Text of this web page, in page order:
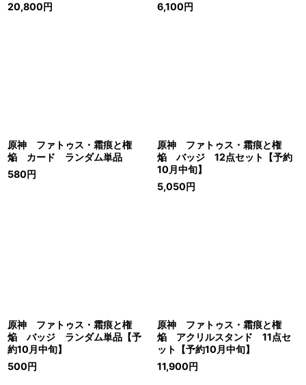
20,800円
6,100円
原神 ファトゥス・霜痕と権
焔 カード ランダム単品
580円
原神 ファトゥス・霜痕と権
焔 バッジ 12点セット【予約
10月中旬】
5,050円
原神 ファトゥス・霜痕と権
焔 バッジ ランダム単品【予
約10月中旬】
500円
原神 ファトゥス・霜痕と権
焔 アクリルスタンド 11点セ
ット【予約10月中旬】
11,900円